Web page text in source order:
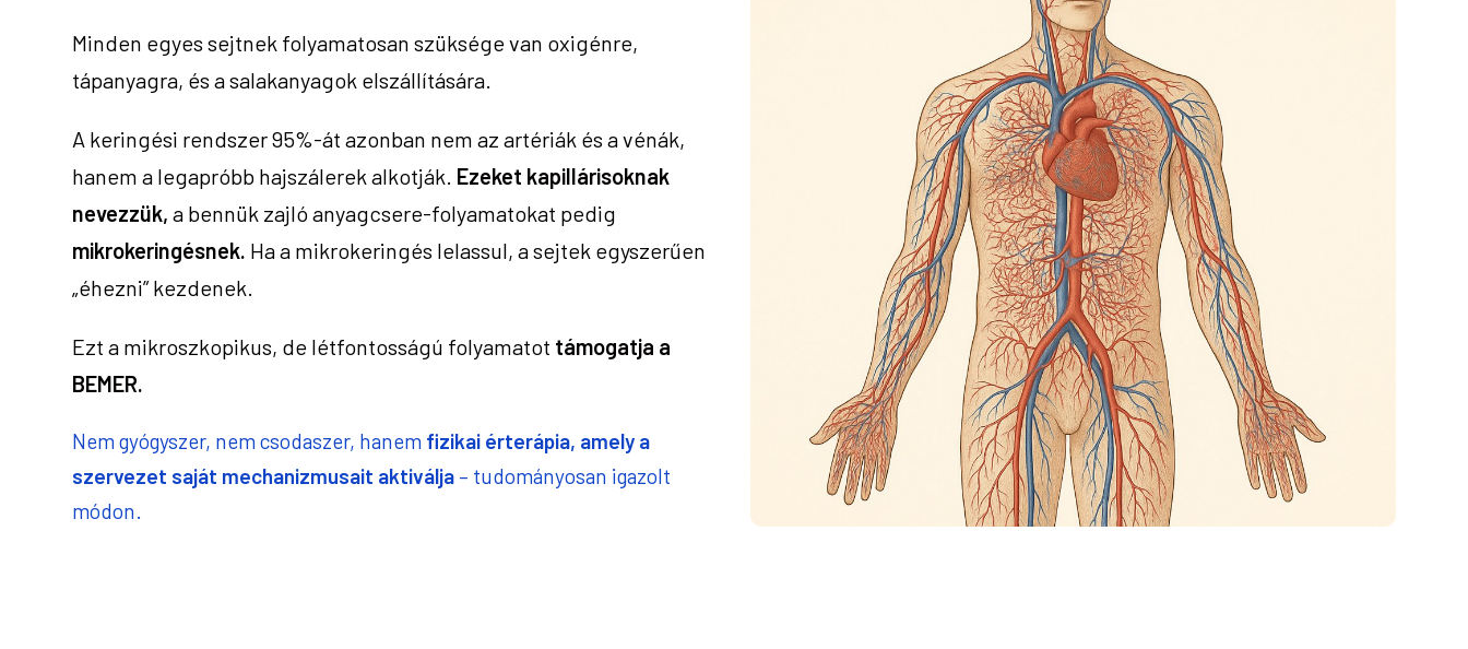
Minden egyes sejtnek folyamatosan szüksége van oxigénre,
tápanyagra, és a salakanyagok elszállítására.
A keringési rendszer 95%-át azonban nem az artériák és a vénák,
hanem a legapróbb hajszálerek alkotják. Ezeket kapillárisoknak
nevezzük, a bennük zajló anyagcsere-folyamatokat pedig
mikrokeringésnek. Ha a mikrokeringés lelassul, a sejtek egyszerűen
„éhezni” kezdenek.
Ezt a mikroszkopikus, de létfontosságú folyamatot támogatja a
BEMER.
Nem gyógyszer, nem csodaszer, hanem fizikai érterápia, amely a
szervezet saját mechanizmusait aktiválja – tudományosan igazolt
módon.